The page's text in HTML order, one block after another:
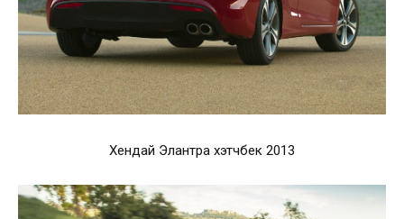
Хендай Элантра хэтчбек 2013